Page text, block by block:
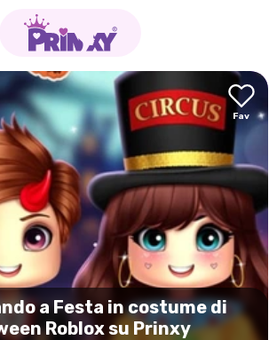
a Festa in costume di
Roblox su Prinxy